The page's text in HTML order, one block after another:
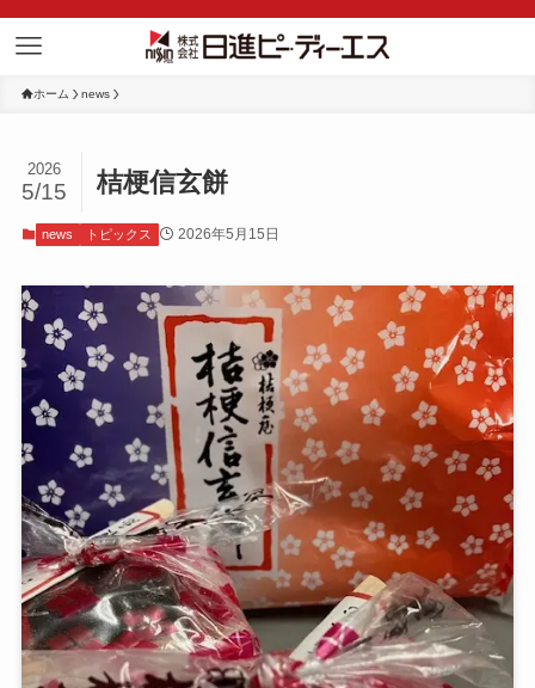
ホーム news
桔梗信玄餅
2026
5/15
news トピックス 2026年5月15日